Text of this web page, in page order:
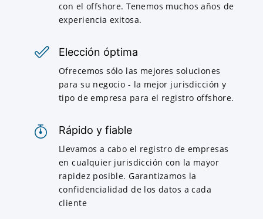
con el offshore. Tenemos muchos años de
experiencia exitosa.
Elección óptima
Ofrecemos sólo las mejores soluciones
para su negocio - la mejor jurisdicción y
tipo de empresa para el registro offshore.
Rápido y fiable
Llevamos a cabo el registro de empresas
en cualquier jurisdicción con la mayor
rapidez posible. Garantizamos la
confidencialidad de los datos a cada
cliente